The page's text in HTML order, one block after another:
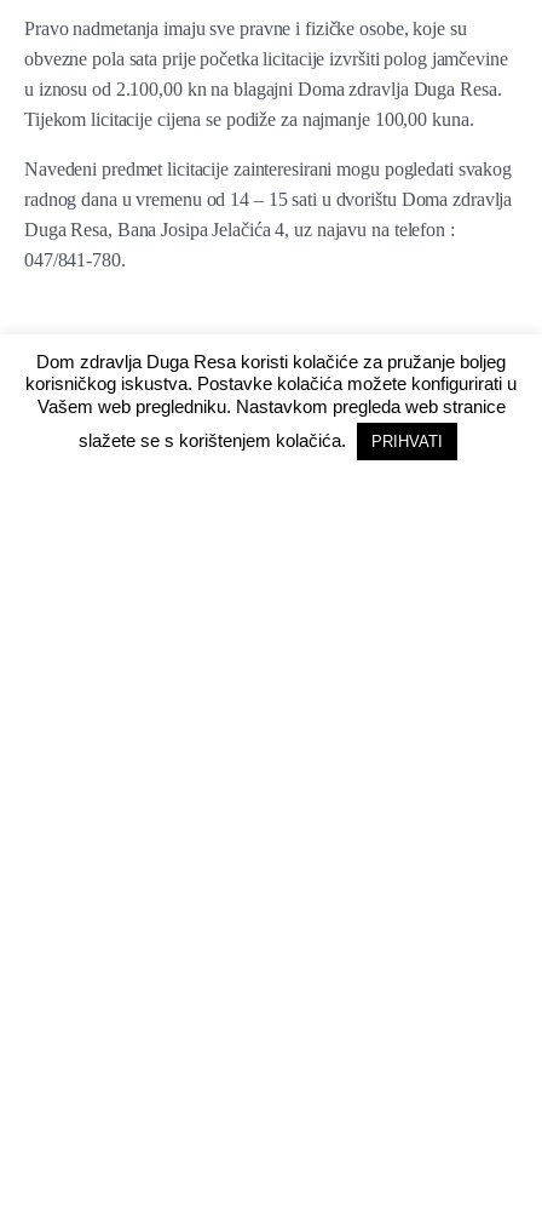
Pravo nadmetanja imaju sve pravne i fizičke osobe, koje su
obvezne pola sata prije početka licitacije izvršiti polog jamčevine
u iznosu od 2.100,00 kn na blagajni Doma zdravlja Duga Resa.
Tijekom licitacije cijena se podiže za najmanje 100,00 kuna.
Navedeni predmet licitacije zainteresirani mogu pogledati svakog
radnog dana u vremenu od 14 – 15 sati u dvorištu Doma zdravlja
Duga Resa, Bana Josipa Jelačića 4, uz najavu na telefon :
047/841-780.
Z A P I S N I K
sa javnog nadmetanja za Volkswagen Polo 1.2 Start,
benzin, proizvodnja 2009. godina, u voznom stanju i registriran
Dom zdravlja Duga Resa koristi kolačiće za pružanje boljeg
korisničkog iskustva. Postavke kolačića možete konfigurirati u
Vašem web pregledniku. Nastavkom pregleda web stranice
slažete se s korištenjem kolačića.
PRIHVATI